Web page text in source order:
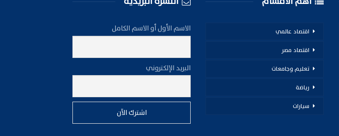
اقتصاد عالمي
اقتصاد مصر
تعليم وجامعات
رياضة
سيارات
الاسم الأول أو الاسم الكامل
البريد الإلكتروني